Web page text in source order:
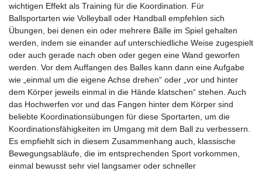
wichtigen Effekt als Training für die Koordination. Für
Ballsportarten wie Volleyball oder Handball empfehlen sich
Übungen, bei denen ein oder mehrere Bälle im Spiel gehalten
werden, indem sie einander auf unterschiedliche Weise zugespielt
oder auch gerade nach oben oder gegen eine Wand geworfen
werden. Vor dem Auffangen des Balles kann dann eine Aufgabe
wie „einmal um die eigene Achse drehen“ oder „vor und hinter
dem Körper jeweils einmal in die Hände klatschen“ stehen. Auch
das Hochwerfen vor und das Fangen hinter dem Körper sind
beliebte Koordinationsübungen für diese Sportarten, um die
Koordinationsfähigkeiten im Umgang mit dem Ball zu verbessern.
Es empfiehlt sich in diesem Zusammenhang auch, klassische
Bewegungsabläufe, die im entsprechenden Sport vorkommen,
einmal bewusst sehr viel langsamer oder schneller